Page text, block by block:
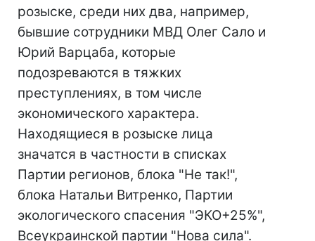
розыске, среди них два, например,
бывшие сотрудники МВД Олег Сало и
Юрий Варцаба, которые
подозреваются в тяжких
преступлениях, в том числе
экономического характера.
Находящиеся в розыске лица
значатся в частности в списках
Партии регионов, блока "Не так!",
блока Натальи Витренко, Партии
экологического спасения "ЭКО+25%",
Всеукраинской партии "Нова сила".